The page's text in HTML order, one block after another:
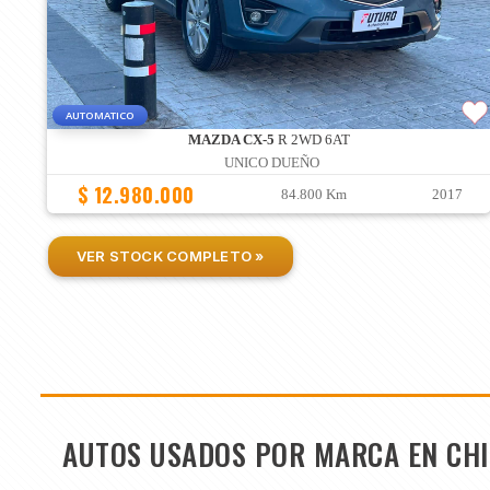
AUTOMATICO
MAZDA CX-5R 2WD 6AT
UNICO DUEÑO
$ 12.980.000 84.800 Km 2017
VER STOCK COMPLETO »
AUTOS USADOS POR MARCA EN